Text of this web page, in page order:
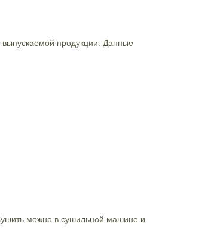
продукции. Данные
можно в сушильной машине и